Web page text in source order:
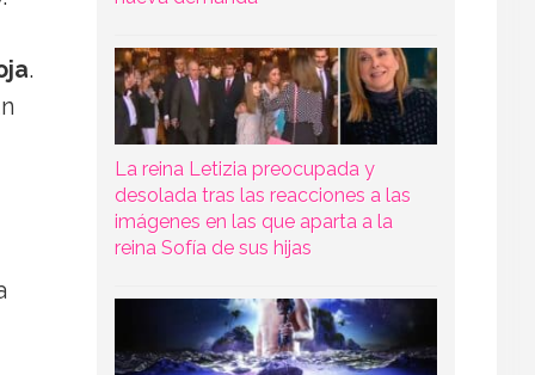
.
La reina Letizia preocupada y
desolada tras las reacciones a las
imágenes en las que aparta a la
reina Sofía de sus hijas